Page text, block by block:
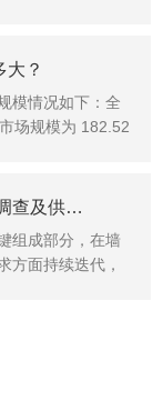
大？
模情况如下：全
场规模为 182.52
2025腻子粉市场发展现状调查及供需格局、竞争格局分析
组成部分，在墙
方面持续迭代，